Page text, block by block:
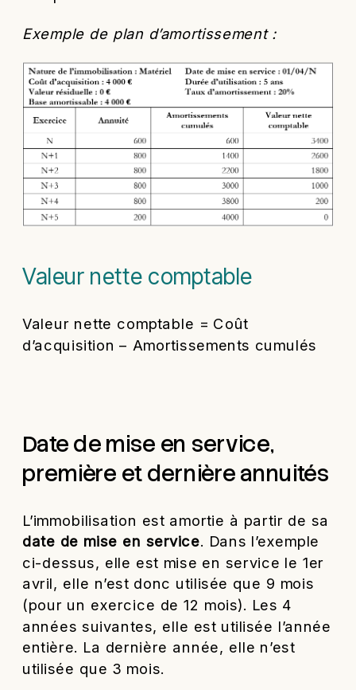
Exemple de plan d’amortissement :
Valeur nette comptable
Valeur nette comptable = Coût
d’acquisition – Amortissements cumulés
Date de mise en service,
première et dernière annuités
L’immobilisation est amortie à partir de sa
date de mise en service. Dans l’exemple
ci-dessus, elle est mise en service le 1er
avril, elle n’est donc utilisée que 9 mois
(pour un exercice de 12 mois). Les 4
années suivantes, elle est utilisée l’année
entière. La dernière année, elle n’est
utilisée que 3 mois.